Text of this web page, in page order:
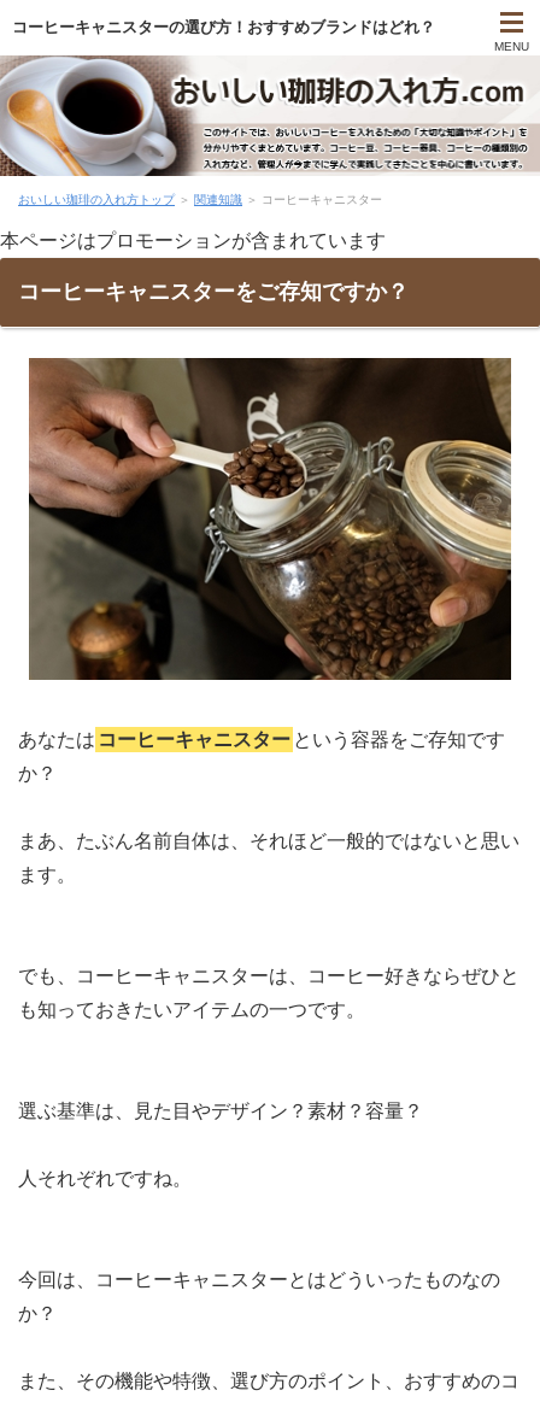
コーヒーキャニスターの選び方！おすすめブランドはどれ？
MENU
おいしい珈琲の入れ方トップ＞ 関連知識 ＞ コーヒーキャニスター
本ページはプロモーションが含まれています
コーヒーキャニスターをご存知ですか？
あなたは コーヒーキャニスター という容器をご存知です
か？
まあ、たぶん名前自体は、それほど一般的ではないと思い
ます。
でも、コーヒーキャニスターは、コーヒー好きならぜひと
も知っておきたいアイテムの一つです。
選ぶ基準は、見た目やデザイン？素材？容量？
人それぞれですね。
今回は、コーヒーキャニスターとはどういったものなの
か？
また、その機能や特徴、選び方のポイント、おすすめのコ